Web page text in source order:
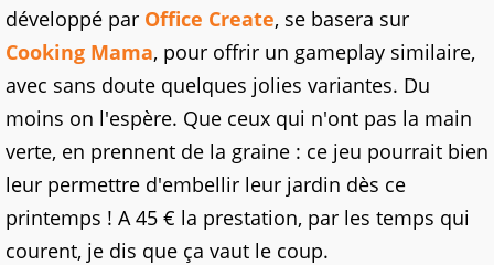
développé par Office Create, se basera sur
Cooking Mama, pour offrir un gameplay similaire,
avec sans doute quelques jolies variantes. Du
moins on l'espère. Que ceux qui n'ont pas la main
verte, en prennent de la graine : ce jeu pourrait bien
leur permettre d'embellir leur jardin dès ce
printemps ! A 45 € la prestation, par les temps qui
courent, je dis que ça vaut le coup.